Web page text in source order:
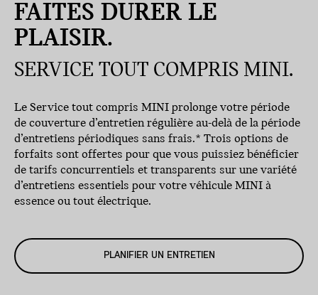
FAITES DURER LE
PLAISIR.
SERVICE TOUT COMPRIS MINI.
Le Service tout compris MINI prolonge votre période
de couverture d’entretien régulière au-delà de la période
d’entretiens périodiques sans frais.* Trois options de
forfaits sont offertes pour que vous puissiez bénéficier
de tarifs concurrentiels et transparents sur une variété
d’entretiens essentiels pour votre véhicule MINI à
essence ou tout électrique.
PLANIFIER UN ENTRETIEN